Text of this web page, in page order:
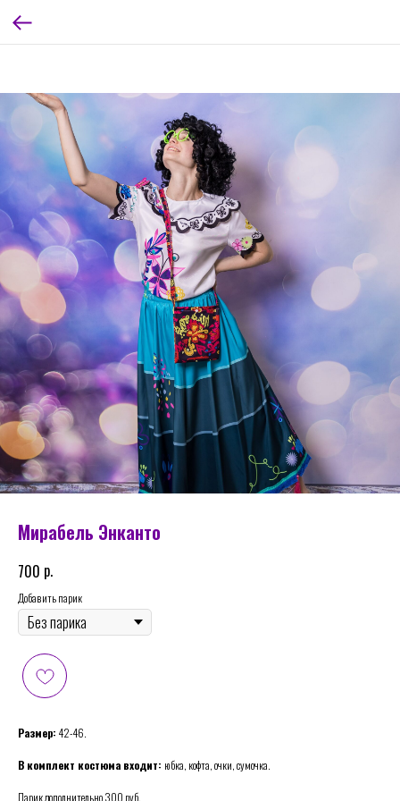
Мирабель Энканто
700 р.
Добавить парик
Размер: 42-46.
В комплект костюма входит: юбка, кофта, очки, сумочка.
Парик дополнительно 300 руб.